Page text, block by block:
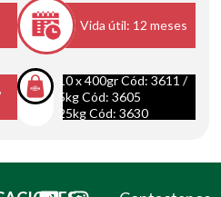
Vida útil: 12 meses
10 x 400gr Cód: 3611 /
5kg Cód: 3605
25kg Cód: 3630